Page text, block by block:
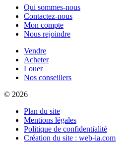
Qui sommes-nous
Contactez-nous
Mon compte
Nous rejoindre
Vendre
Acheter
Louer
Nos conseillers
© 2026
Plan du site
Mentions légales
Politique de confidentialité
Création du site : web-ia.com